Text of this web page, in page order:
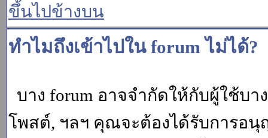
ขึ้นไปข้างบน
ทำไมถึงเข้าไปใน forum ไม่ได้?
บาง forum อาจจำกัดให้กับผู้ใช้บ
โพสต์, ฯลฯ คุณจะต้องได้รับการอนุ